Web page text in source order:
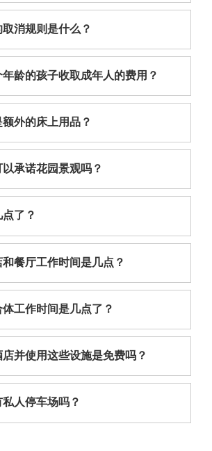
消规则是什么？
龄的孩子收取成年人的费用？
外的床上用品？
承诺花园景观吗？
了？
餐厅工作时间是几点？
工作时间是几点了？
并使用这些设施是免费吗？
人停车场吗？